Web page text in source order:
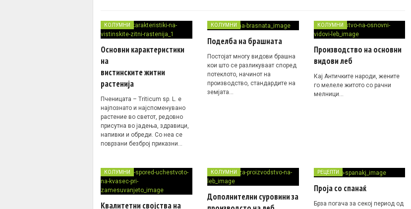
КОЛУМНИ
Основни карактеристики
на
вистинските житни
растенија
Пченицата – Triticum sp. L. е
најпознато и најспоменувано
растение во светот, редовно
присутна во јадења, здравици,
напивки и обреди. Со неа се
поврзани безброј приказни…
КОЛУМНИ
Поделба на брашната
Постојат многу видови брашна
кои што се разликуваат според
потеклото, начинот на
производство, стандардите на
земјата…
КОЛУМНИ
Производство на основни
видови леб
Кај Античките народи, жените
го мелеле житото со рачни
мелници…
КОЛУМНИ
Квалитетни својства на
КОЛУМНИ
Дополнителни суровини за
РЕЦЕПТИ
Проја со спанаќ
Брза погача за секој период од